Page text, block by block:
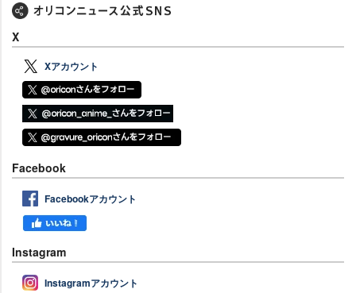
X
Xアカウント
Facebook
Facebookアカウント
Instagram
Instagramアカウント